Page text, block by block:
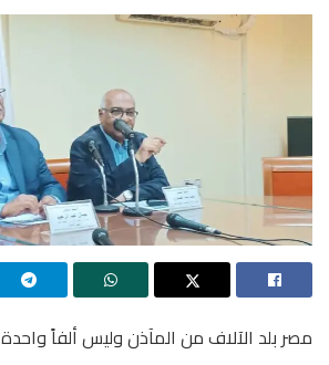
مصر بلد الآلاف من المآذن وليس ألفاً واحدة